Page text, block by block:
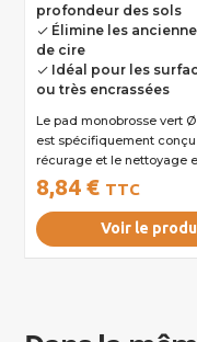
profondeur des sols
done Élimine les
de cire
done Idéal pour les
ou très encrassées
Le pad monobrosse vert Ø 406 mm
est spécifiquement
récurage et le nettoyage
8,84 € TTC
Voir le